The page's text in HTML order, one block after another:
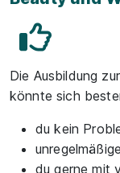
Die Ausbildung
könnte sich
du kein
du gerne mit